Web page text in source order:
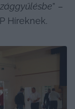
” –
Híreknek.